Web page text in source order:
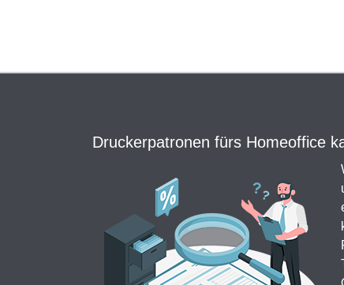
Druckerpatronen fürs Homeoffice